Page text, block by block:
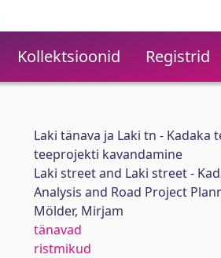
Kollektsioonid Registrid
Laki tänava ja Laki tn -
teeprojekti kavandamine
Laki street and Laki street -
Analysis and Road Project
Mölder, Mirjam
tänavad
ristmikud